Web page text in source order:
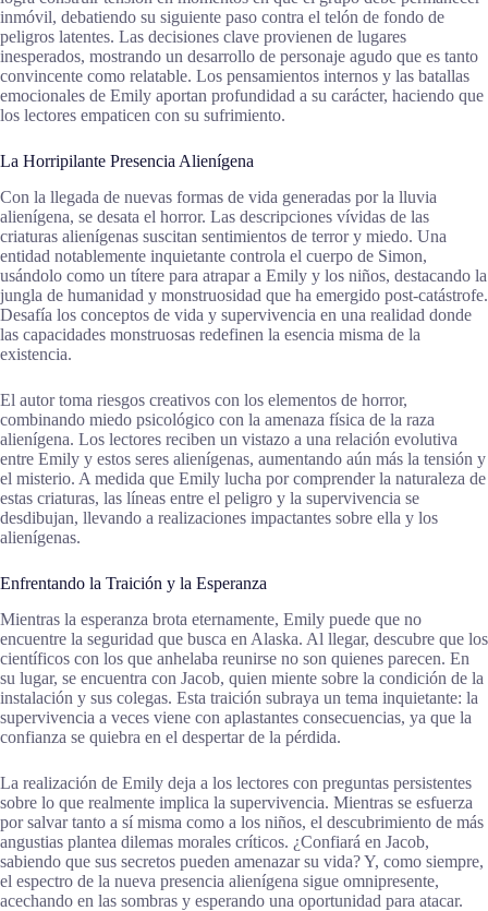
inmóvil, debatiendo su siguiente paso contra el telón de fondo de
peligros latentes. Las decisiones clave provienen de lugares
inesperados, mostrando un desarrollo de personaje agudo que es tanto
convincente como relatable. Los pensamientos internos y las batallas
emocionales de Emily aportan profundidad a su carácter, haciendo que
los lectores empaticen con su sufrimiento.
La Horripilante Presencia Alienígena
Con la llegada de nuevas formas de vida generadas por la lluvia
alienígena, se desata el horror. Las descripciones vívidas de las
criaturas alienígenas suscitan sentimientos de terror y miedo. Una
entidad notablemente inquietante controla el cuerpo de Simon,
usándolo como un títere para atrapar a Emily y los niños, destacando la
jungla de humanidad y monstruosidad que ha emergido post-catástrofe.
Desafía los conceptos de vida y supervivencia en una realidad donde
las capacidades monstruosas redefinen la esencia misma de la
existencia.
El autor toma riesgos creativos con los elementos de horror,
combinando miedo psicológico con la amenaza física de la raza
alienígena. Los lectores reciben un vistazo a una relación evolutiva
entre Emily y estos seres alienígenas, aumentando aún más la tensión y
el misterio. A medida que Emily lucha por comprender la naturaleza de
estas criaturas, las líneas entre el peligro y la supervivencia se
desdibujan, llevando a realizaciones impactantes sobre ella y los
alienígenas.
Enfrentando la Traición y la Esperanza
Mientras la esperanza brota eternamente, Emily puede que no
encuentre la seguridad que busca en Alaska. Al llegar, descubre que los
científicos con los que anhelaba reunirse no son quienes parecen. En
su lugar, se encuentra con Jacob, quien miente sobre la condición de la
instalación y sus colegas. Esta traición subraya un tema inquietante: la
supervivencia a veces viene con aplastantes consecuencias, ya que la
confianza se quiebra en el despertar de la pérdida.
La realización de Emily deja a los lectores con preguntas persistentes
sobre lo que realmente implica la supervivencia. Mientras se esfuerza
por salvar tanto a sí misma como a los niños, el descubrimiento de más
angustias plantea dilemas morales críticos. ¿Confiará en Jacob,
sabiendo que sus secretos pueden amenazar su vida? Y, como siempre,
el espectro de la nueva presencia alienígena sigue omnipresente,
acechando en las sombras y esperando una oportunidad para atacar.